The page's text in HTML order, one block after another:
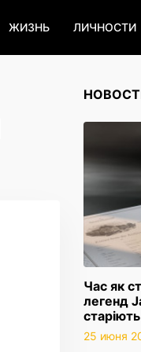
ЖИЗНЬ ЛИЧНОСТИ
Час як
легенд
25 июня